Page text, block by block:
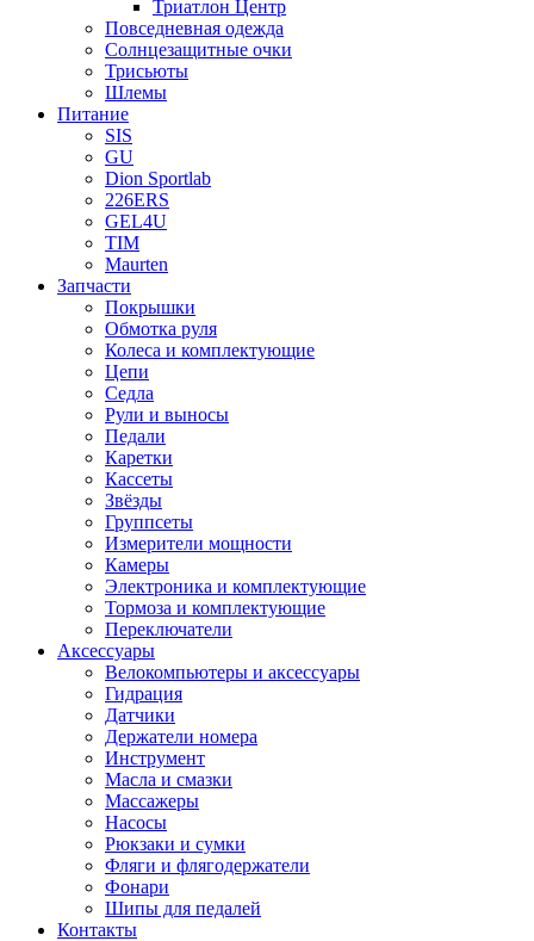
Триатлон Центр
Повседневная одежда
Солнцезащитные очки
Трисьюты
Шлемы
Питание
SIS
GU
Dion Sportlab
226ERS
GEL4U
TIM
Maurten
Запчасти
Покрышки
Обмотка руля
Колеса и комплектующие
Цепи
Седла
Рули и выносы
Педали
Каретки
Кассеты
Звёзды
Группсеты
Измерители мощности
Камеры
Электроника и комплектующие
Тормоза и комплектующие
Переключатели
Аксессуары
Велокомпьютеры и аксессуары
Гидрация
Датчики
Держатели номера
Инструмент
Масла и смазки
Массажеры
Насосы
Рюкзаки и сумки
Фляги и флягодержатели
Фонари
Шипы для педалей
Контакты